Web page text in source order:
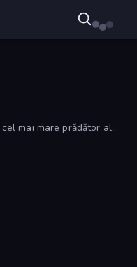
mai mare prădător al
sau salvezi rechini în